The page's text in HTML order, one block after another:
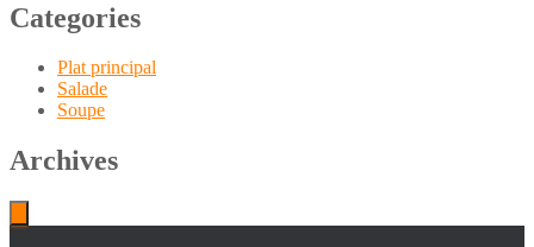
Categories
Plat principal
Salade
Soupe
Archives